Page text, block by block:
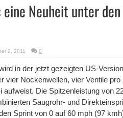
eine Neuheit unter
2, 2011 0
in der jetzt gezeigten US-
vier Nockenwellen, vier Ventile
aufweist. Die Spitzenleistung von
Saugrohr- und
Sprint von 0 auf 60 mph (97